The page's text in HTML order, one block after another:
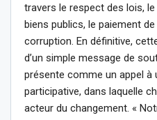
travers le respect des lois,
biens publics, le paiement
corruption. En définitive,
d’un simple message de
présente comme un appel à
participative, dans laquelle
acteur du changement. «